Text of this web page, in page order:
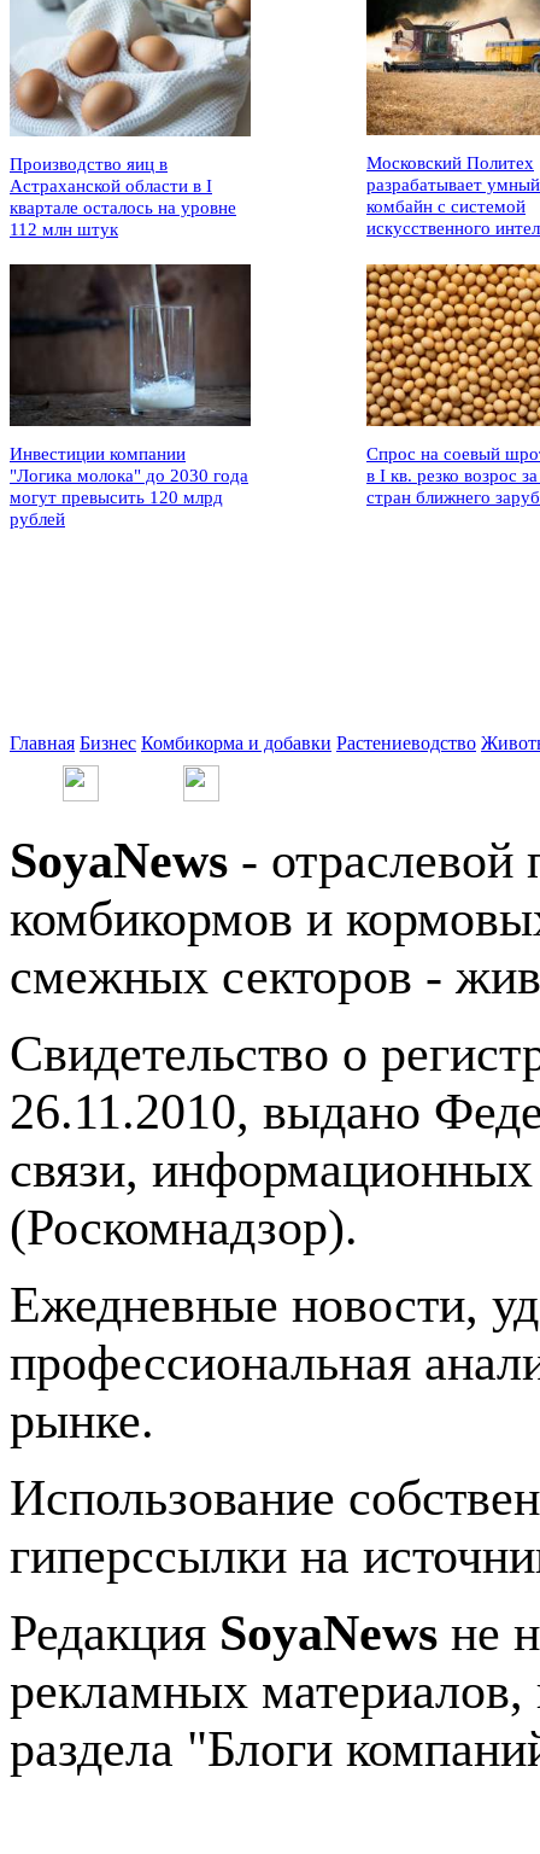
Производство яиц в
Астраханской области в I
квартале осталось на уровне
112 млн штук
Московский Политех
разрабатывает умный
комбайн с системой
искусственного
Инвестиции компании
"Логика молока" до 2030 года
могут превысить 120 млрд
рублей
Спрос на соевый
в I кв. резко возрос
стран ближнего
Главная Бизнес Комбикорма и добавки Растениеводство
SoyaNews - отраслевой
комбикормов и
смежных секторов -
Свидетельство о
26.11.2010, выдано
связи,
(Роскомнадзор).
Ежедневные новости,
профессиональная
рынке.
Использование
гиперссылки на
Редакция SoyaNews не
рекламных
раздела "Блоги